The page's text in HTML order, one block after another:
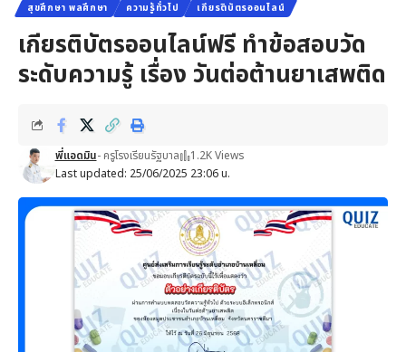
สุขศึกษา พลศึกษา ความรู้ทั่วไป เกียรติบัตรออนไลน์
เกียรติบัตรออนไลน์ฟรี ทำข้อสอบวัด
ระดับความรู้ เรื่อง วันต่อต้านยาเสพติด
Last updated: 25/06/2025 23:06 น.
พี่แอดมิน- ครูโรงเรียนรัฐบาล 1.2K Views